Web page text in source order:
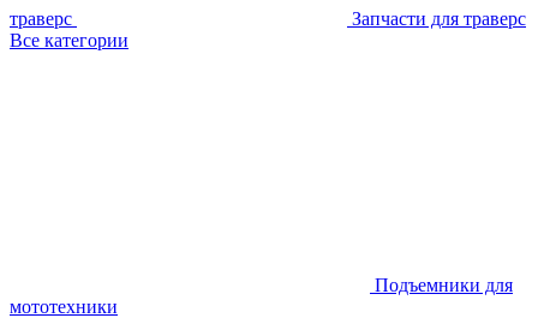
траверс
Запчасти для траверс
Все категории
Подъемники для
мототехники